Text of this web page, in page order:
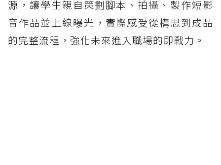
源，讓學生親自策劃腳本、拍攝、製作短影
音作品並上線曝光，實際感受從構思到成品
的完整流程，強化未來進入職場的即戰力。